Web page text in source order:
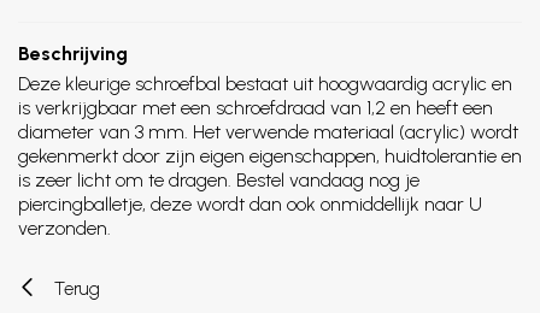
Beschrijving
Deze kleurige schroefbal bestaat uit hoogwaardig acrylic en
is verkrijgbaar met een schroefdraad van 1,2 en heeft een
diameter van 3 mm. Het verwende materiaal (acrylic) wordt
gekenmerkt door zijn eigen eigenschappen, huidtolerantie en
is zeer licht om te dragen. Bestel vandaag nog je
piercingballetje, deze wordt dan ook onmiddellijk naar U
verzonden.
Terug